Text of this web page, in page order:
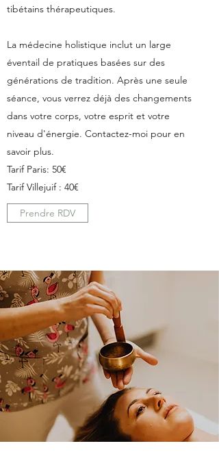
tibétains thérapeutiques.
La médecine holistique inclut un large
éventail de pratiques basées sur des
générations de tradition. Après une seule
séance, vous verrez déjà des changements
dans votre corps, votre esprit et votre
niveau d'énergie. Contactez-moi pour en
savoir plus.
Tarif Paris: 50€
Tarif Villejuif : 40€
Prendre RDV